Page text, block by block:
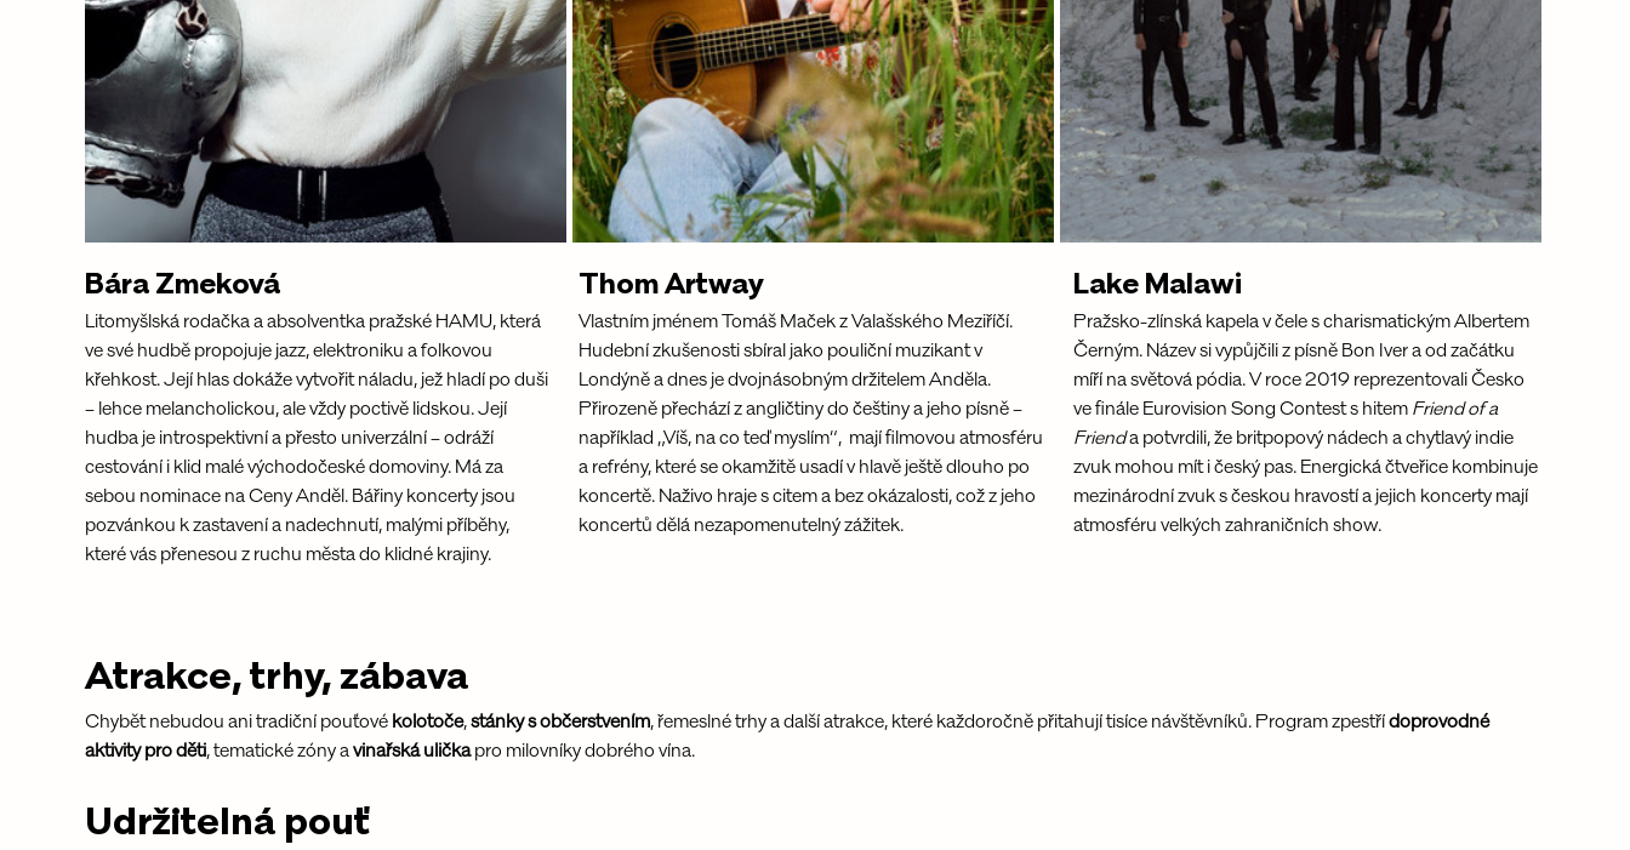
Bára Zmeková
Litomyšlská rodačka a absolventka pražské HAMU, která
ve své hudbě propojuje jazz, elektroniku a folkovou
křehkost. Její hlas dokáže vytvořit náladu, jež hladí po duši
– lehce melancholickou, ale vždy poctivě lidskou. Její
hudba je introspektivní a přesto univerzální – odráží
cestování i klid malé východočeské domoviny. Má za
sebou nominace na Ceny Anděl. Bářiny koncerty jsou
pozvánkou k zastavení a nadechnutí, malými příběhy,
které vás přenesou z ruchu města do klidné krajiny.
Thom Artway
Vlastním jménem Tomáš Maček z Valašského Meziříčí.
Hudební zkušenosti sbíral jako pouliční muzikant v
Londýně a dnes je dvojnásobným držitelem Anděla.
Přirozeně přechází z angličtiny do češtiny a jeho písně –
například „Víš, na co teď myslím“,  mají filmovou atmosféru
a refrény, které se okamžitě usadí v hlavě ještě dlouho po
koncertě. Naživo hraje s citem a bez okázalosti, což z jeho
koncertů dělá nezapomenutelný zážitek.
Lake Malawi
Pražsko-zlínská kapela v čele s charismatickým Albertem
Černým. Název si vypůjčili z písně Bon Iver a od začátku
míří na světová pódia. V roce 2019 reprezentovali Česko
ve finále Eurovision Song Contest s hitem Friend of a
Friend a potvrdili, že britpopový nádech a chytlavý indie
zvuk mohou mít i český pas. Energická čtveřice kombinuje
mezinárodní zvuk s českou hravostí a jejich koncerty mají
atmosféru velkých zahraničních show.
Atrakce, trhy, zábava
Chybět nebudou ani tradiční pouťové kolotoče, stánky s občerstvením, řemeslné trhy a další atrakce, které každoročně přitahují tisíce návštěvníků. Program zpestří doprovodné
aktivity pro děti, tematické zóny a vinařská ulička pro milovníky dobrého vína.
Udržitelná pouť